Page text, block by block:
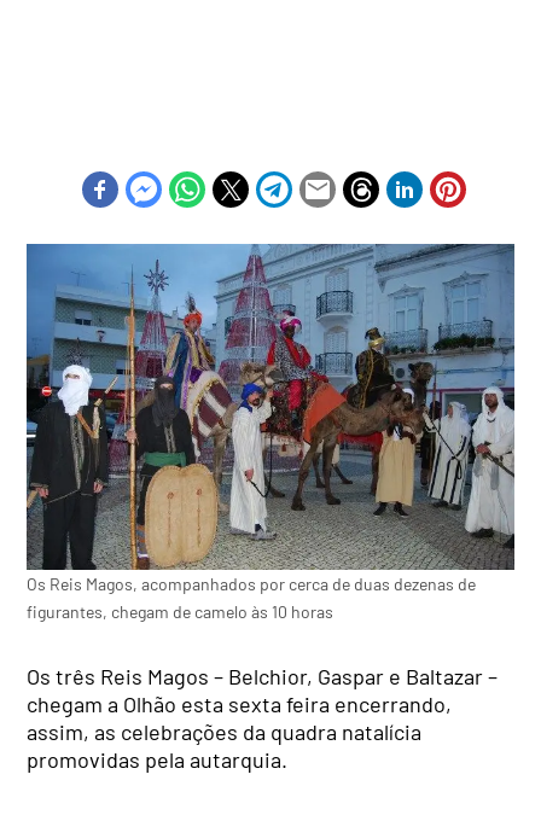
Os Reis Magos, acompanhados por cerca de duas dezenas de
figurantes, chegam de camelo às 10 horas
Os três Reis Magos – Belchior, Gaspar e Baltazar –
chegam a Olhão esta sexta feira encerrando,
assim, as celebrações da quadra natalícia
promovidas pela autarquia.